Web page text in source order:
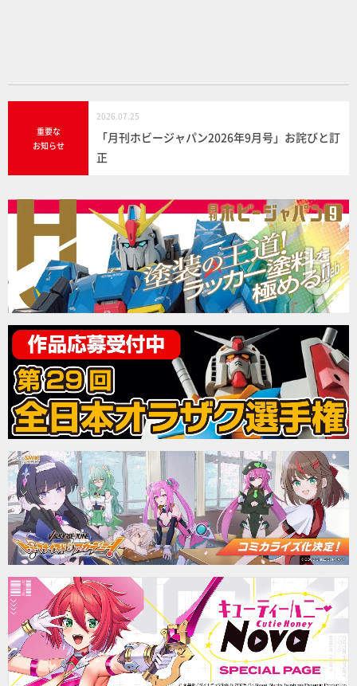
重要な
お知らせ
2026.07.25
「月刊ホビージャパン2026年9月号」お詫びと訂
正